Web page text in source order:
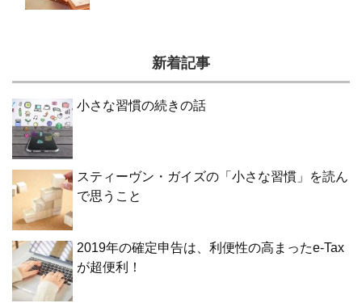
新着記事
小さな習慣の続きの話
スティーヴン・ガイズの「小さな習慣」を読ん
で思うこと
2019年の確定申告は、利便性の高まったe-Tax
が超便利！